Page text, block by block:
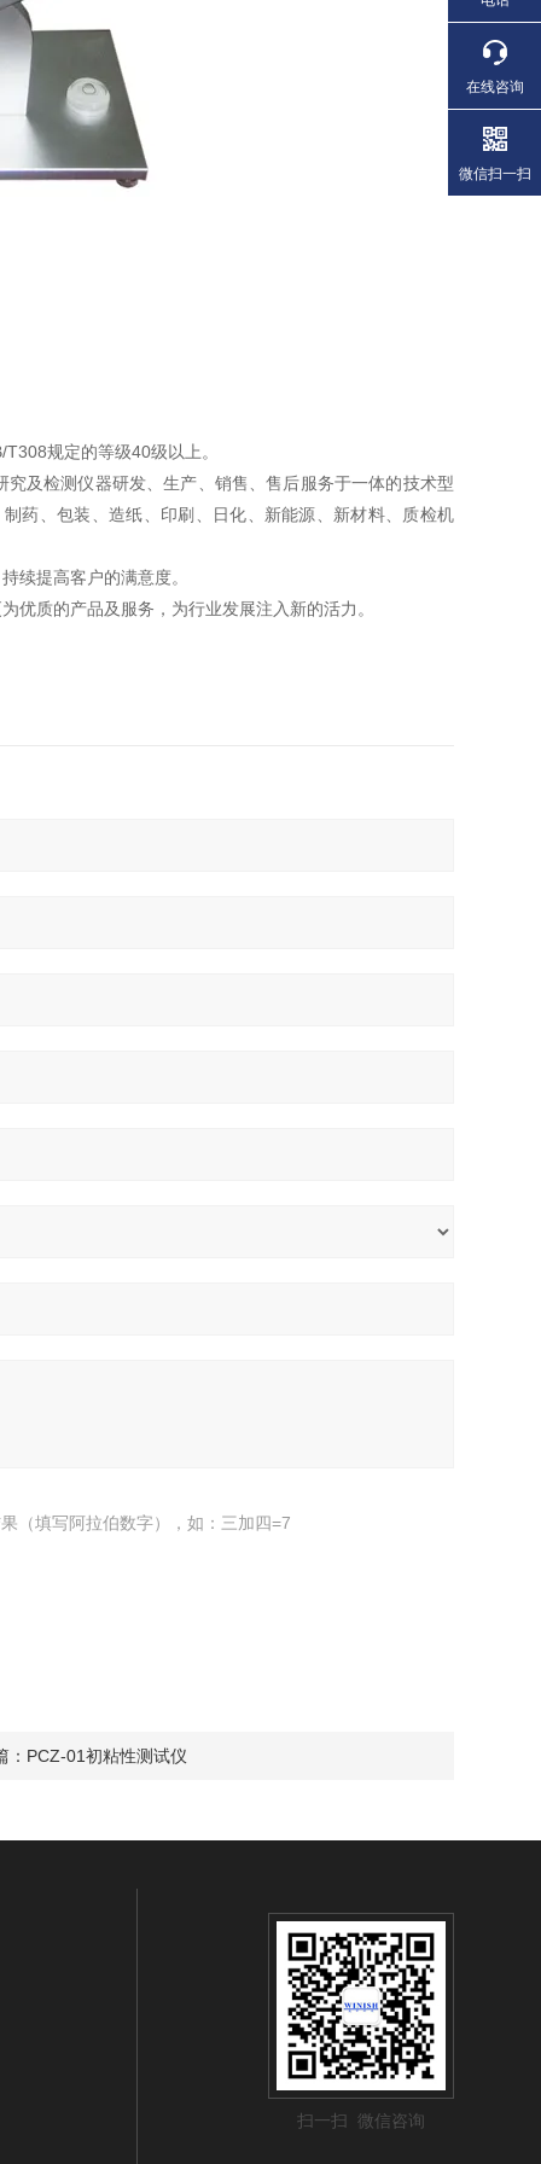
规定的等级40级以上。
及检测仪器研发、生产、销售、售后服务于一体的技术型
药、包装、造纸、印刷、日化、新能源、新材料、质检机
续提高客户的满意度。
优质的产品及服务，为行业发展注入新的活力。
（填写阿拉伯数字），如：三加四=7
： PCZ-01初粘性测试仪
扫一扫 微信咨询
在线咨询
微信扫一扫